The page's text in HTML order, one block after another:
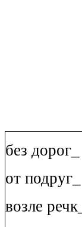
без дорог_
от подруг_
возле речк_